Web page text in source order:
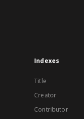
Indexes
Title
Creator
Contributor